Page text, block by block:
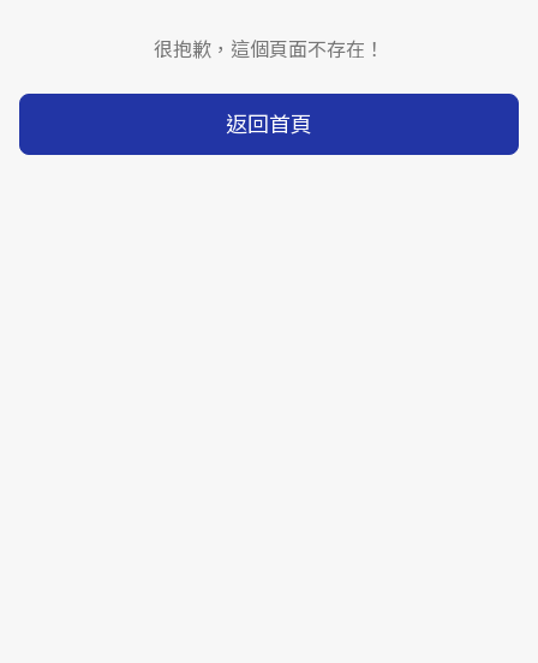
很抱歉，這個頁面不存在！
返回首頁